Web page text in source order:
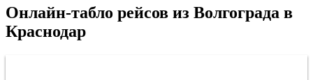
Онлайн-табло рейсов из Волгограда в
Краснодар